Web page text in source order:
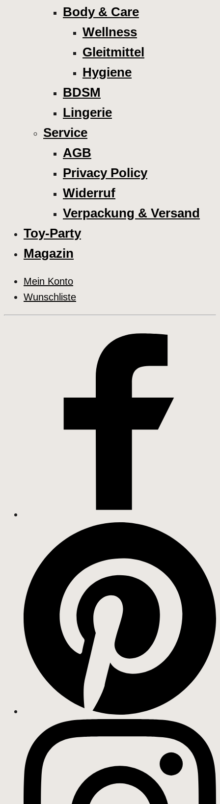
Body & Care
Wellness
Gleitmittel
Hygiene
BDSM
Lingerie
Service
AGB
Privacy Policy
Widerruf
Verpackung & Versand
Toy-Party
Magazin
Mein Konto
Wunschliste